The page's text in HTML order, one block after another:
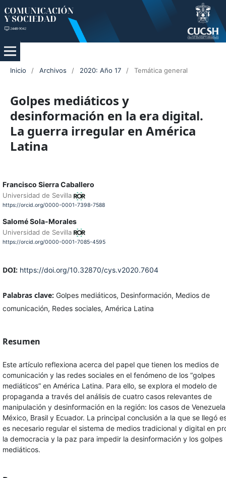
Inicio / Archivos / 2020: Año 17 / Temática general
Golpes mediáticos y
desinformación en la era digital.
La guerra irregular en América
Latina
Francisco Sierra Caballero
Universidad de Sevilla
https://orcid.org/0000-0001-7398-7588
Salomé Sola-Morales
Universidad de Sevilla
https://orcid.org/0000-0001-7085-4595
DOI: https://doi.org/10.32870/cys.v2020.7604
Palabras clave: Golpes mediáticos, Desinformación, Medios de
comunicación, Redes sociales, América Latina
Resumen
Este artículo reflexiona acerca del papel que tienen los medios de
comunicación y las redes sociales en el fenómeno de los “golpes
mediáticos” en América Latina. Para ello, se explora el modelo de
propaganda a través del análisis de cuatro casos relevantes de
manipulación y desinformación en la región: los casos de
México, Brasil y Ecuador. La principal conclusión a la que se llegó
es necesario regular el sistema de medios tradicional y digital en
la democracia y la paz para impedir la desinformación y los golpes
mediáticos.